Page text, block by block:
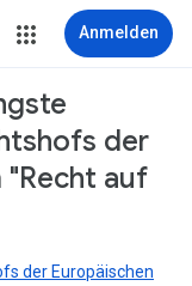
Anmelden
der
"Recht auf
der Europäischen